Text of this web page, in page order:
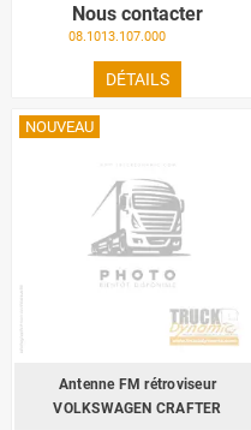
Nous contacter
08.1013.107.000
DÉTAILS
NOUVEAU
Antenne FM rétroviseur
VOLKSWAGEN CRAFTER